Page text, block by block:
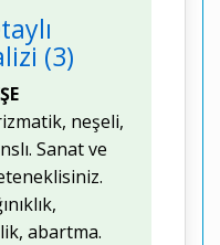
(3)
neşeli,
Sanat ve
abartma.